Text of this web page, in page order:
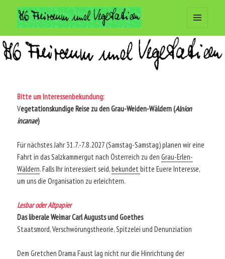
Arbeitsgemeinschaft Freiraum
und Vegetation
UND
WIDGETS
Bitte um Interessenbekundung:
Vegetationskundige Reise zu den Grau-Weiden-Wäldern (Alnion
incanae)
Für nächstes Jahr 31.7.-7.8.2027 (Samstag-Samstag) planen wir eine
Fahrt in das Salzkammergut nach Österreich zu denGrau-Erlen-
Wäldern. Falls Ihr interessiert seid,bekundetbitte Euere Interesse,
um uns die Organisation zu erleichtern.
Lesbar oder Altpapier
Das liberale Weimar Carl Augusts und Goethes
Staatsmord, Verschwörungstheorie, Spitzelei und Denunziation
Dem Gretchen Drama Faust lag nicht nur die Hinrichtung der